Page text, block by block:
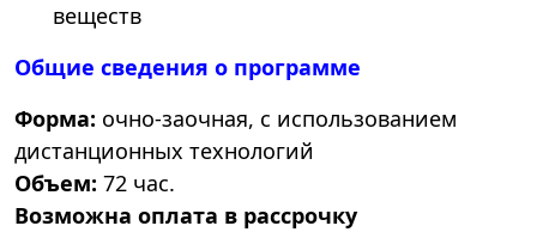
веществ
Общие сведения о программе
Форма: очно-заочная, с использованием
дистанционных технологий
Объем: 72 час.
Возможна оплата в рассрочку